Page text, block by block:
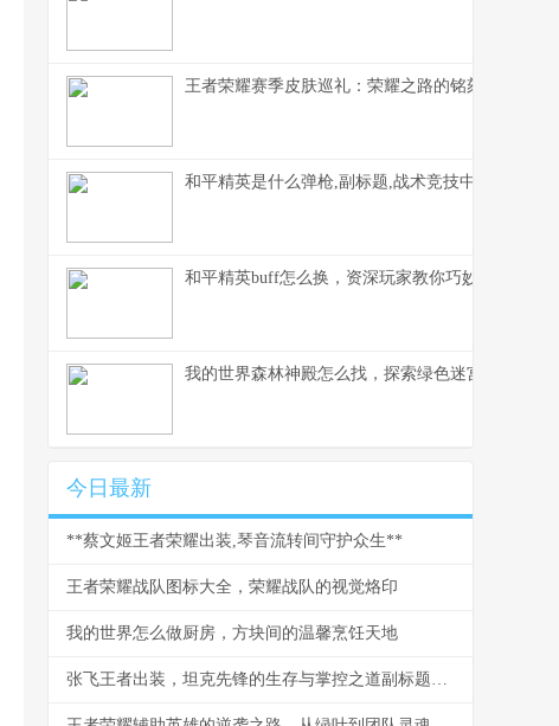
王者荣耀赛季皮肤巡礼：荣耀之路的铭刻与馈赠
和平精英是什么弹枪,副标题,战术竞技中的近战艺
和平精英buff怎么换，资深玩家教你巧妙配置
我的世界森林神殿怎么找，探索绿色迷宫的秘密
今日最新
**蔡文姬王者荣耀出装,琴音流转间守护众生**
王者荣耀战队图标大全，荣耀战队的视觉烙印
我的世界怎么做厨房，方块间的温馨烹饪天地
张飞王者出装，坦克先锋的生存与掌控之道副标题战场怒吼的装备抉择